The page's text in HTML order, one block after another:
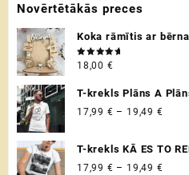
Novērtētākās preces
Koka rāmītis ar
metriku -
citos svētkos ♡
Novērtēts
ar 5.00
18,00 €
T-krekls Plāns A
17,99 € – 19,49 €
T-krekls KĀ ES TO
VADITĀJS
17,99 € – 19,49 €